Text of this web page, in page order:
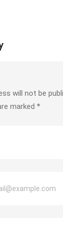
will not be
marked *